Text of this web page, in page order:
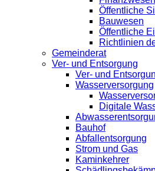
Öffentliche
Bauwesen
Öffentliche
Richtlinien
Gemeinderat
Ver- und Entsorgung
Ver- und
Wasserversorgung
Digitale
Bauhof
Abfallentsorgung
Strom und Gas
Kaminkehrer